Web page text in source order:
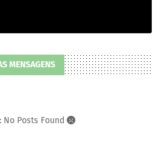
MENSAGENS
No Posts Found